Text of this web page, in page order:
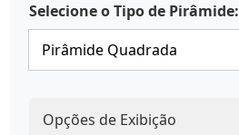
Selecione o Tipo de Pirâmide:
Opções de Exibição